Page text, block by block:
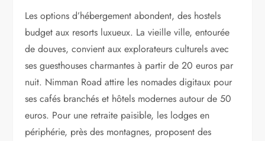
Les options d’hébergement abondent, des hostels
budget aux resorts luxueux. La vieille ville, entourée
de douves, convient aux explorateurs culturels avec
ses guesthouses charmantes à partir de 20 euros par
nuit. Nimman Road attire les nomades digitaux pour
ses cafés branchés et hôtels modernes autour de 50
euros. Pour une retraite paisible, les lodges en
périphérie, près des montagnes, proposent des